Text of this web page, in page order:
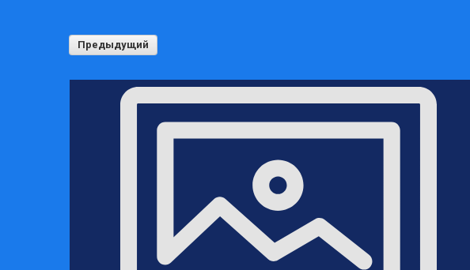
Предыдущий